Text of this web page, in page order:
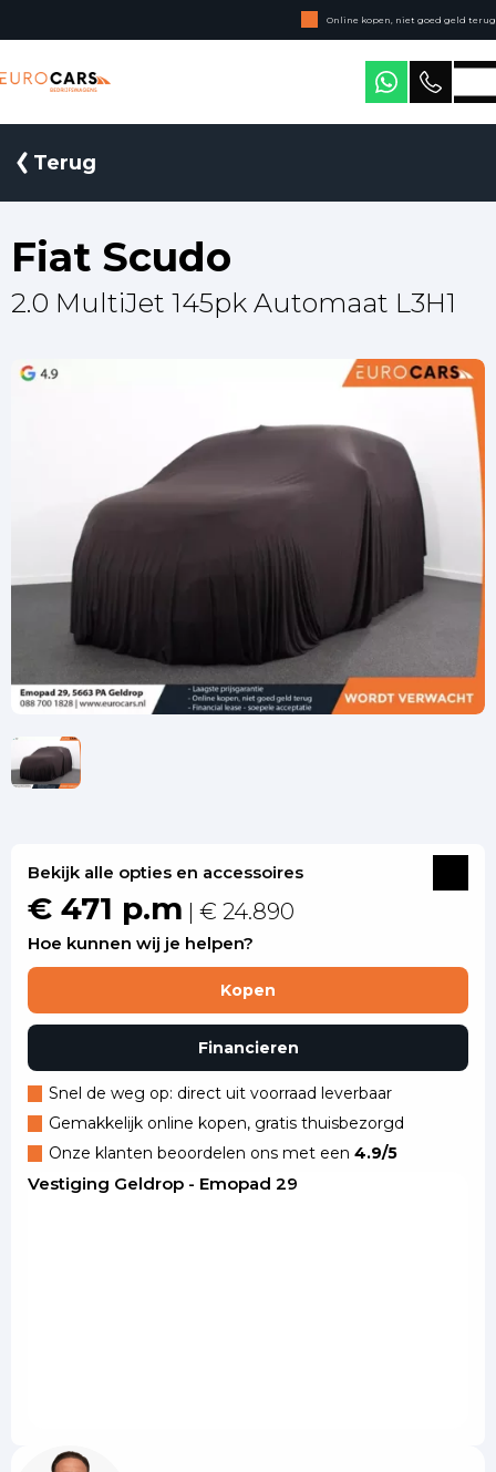
Online kopen, niet goed geld terug
Geen jaarcijfers nodig
Terug
Fiat Scudo
2.0 MultiJet 145pk Automaat L3H1
Bekijk alle opties en accessoires
€ 471 p.m | € 24.890
Hoe kunnen wij je helpen?
Kopen
Financieren
Snel de weg op: direct uit voorraad leverbaar
Gemakkelijk online kopen, gratis thuisbezorgd
Onze klanten beoordelen ons met een 4.9/5
Vestiging Geldrop - Emopad 29